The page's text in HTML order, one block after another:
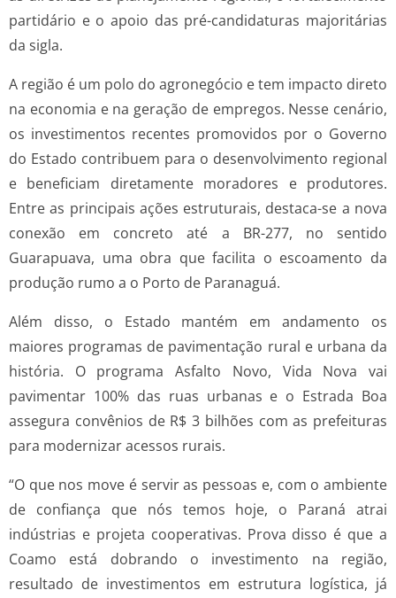
partidário e o apoio das pré-candidaturas majoritárias
da sigla.
A região é um polo do agronegócio e tem impacto direto
na economia e na geração de empregos. Nesse cenário,
os investimentos recentes promovidos por o Governo
do Estado contribuem para o desenvolvimento regional
e beneficiam diretamente moradores e produtores.
Entre as principais ações estruturais, destaca-se a nova
conexão em concreto até a BR-277, no sentido
Guarapuava, uma obra que facilita o escoamento da
produção rumo a o Porto de Paranaguá.
Além disso, o Estado mantém em andamento os
maiores programas de pavimentação rural e urbana da
história. O programa Asfalto Novo, Vida Nova vai
pavimentar 100% das ruas urbanas e o Estrada Boa
assegura convênios de R$ 3 bilhões com as prefeituras
para modernizar acessos rurais.
“O que nos move é servir as pessoas e, com o ambiente
de confiança que nós temos hoje, o Paraná atrai
indústrias e projeta cooperativas. Prova disso é que a
Coamo está dobrando o investimento na região,
resultado de investimentos em estrutura logística, já